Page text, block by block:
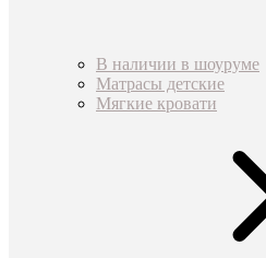
В наличии в шоуруме
Матрасы детские
Мягкие кровати